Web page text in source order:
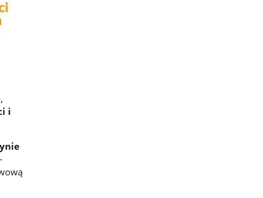
,
i